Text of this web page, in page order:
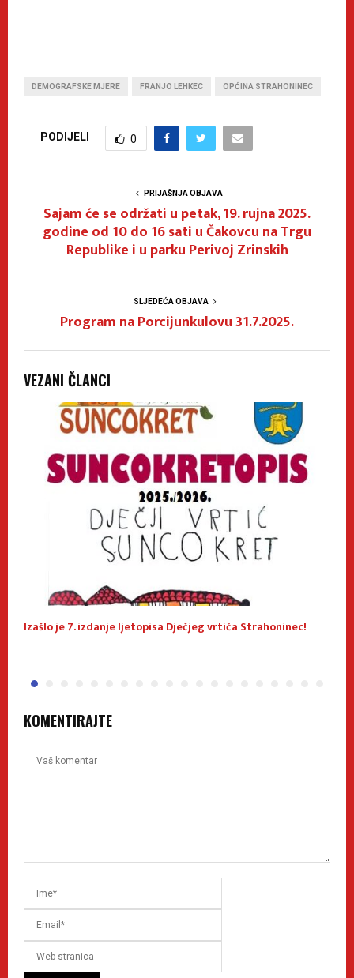
DEMOGRAFSKE MJERE FRANJO LEHKEC OPĆINA STRAHONINEC
PODIJELI 0
PRIJAŠNJA OBJAVA
Sajam će se održati u petak, 19. rujna 2025.
godine od 10 do 16 sati u Čakovcu na Trgu
Republike i u parku Perivoj Zrinskih
SLJEDEĆA OBJAVA
Program na Porcijunkulovu 31.7.2025.
VEZANI ČLANCI
Izašlo je 7. izdanje ljetopisa Dječjeg vrtića Strahoninec!
KOMENTIRAJTE